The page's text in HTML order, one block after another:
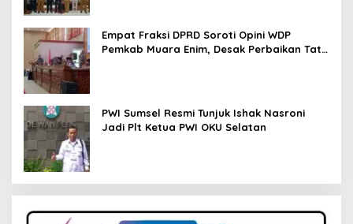
Empat Fraksi DPRD Soroti Opini WDP
Pemkab Muara Enim, Desak Perbaikan Tata
PWI Sumsel Resmi Tunjuk Ishak Nasroni
Jadi Plt Ketua PWI OKU Selatan